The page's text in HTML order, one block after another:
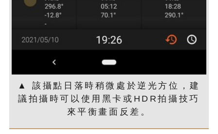
▲ 該攝點日落時稍微處於逆光方位，建
議拍攝時可以使用黑卡或HDR拍攝技巧
來平衡畫面反差。